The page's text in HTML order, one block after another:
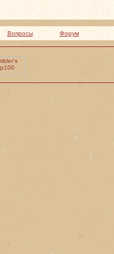
Вопросы Форум